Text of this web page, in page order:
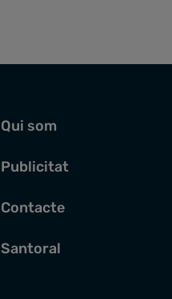
Qui som
Publicitat
Contacte
Santoral